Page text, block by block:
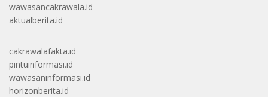
wawasancakrawala.id
aktualberita.id
cakrawalafakta.id
pintuinformasi.id
wawasaninformasi.id
horizonberita.id